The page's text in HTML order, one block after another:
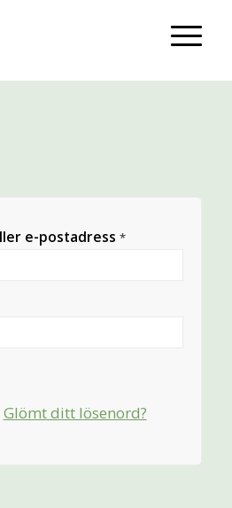
e-postadress *
Glömt ditt lösenord?